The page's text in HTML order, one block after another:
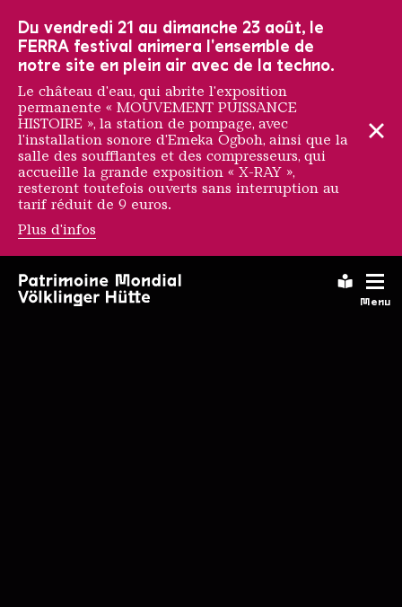
Menu
Startseite
Du vendredi 21 au dimanche 23 août, le
FERRA festival animera l'ensemble de
notre site en plein air avec de la techno.
Le château d'eau, qui abrite l'exposition
permanente « MOUVEMENT PUISSANCE
HISTOIRE », la station de pompage, avec
l'installation sonore d'Emeka Ogboh, ainsi que la
salle des soufflantes et des compresseurs, qui
accueille la grande exposition « X-RAY »,
resteront toutefois ouverts sans interruption au
tarif réduit de 9 euros.
Plus d'infos